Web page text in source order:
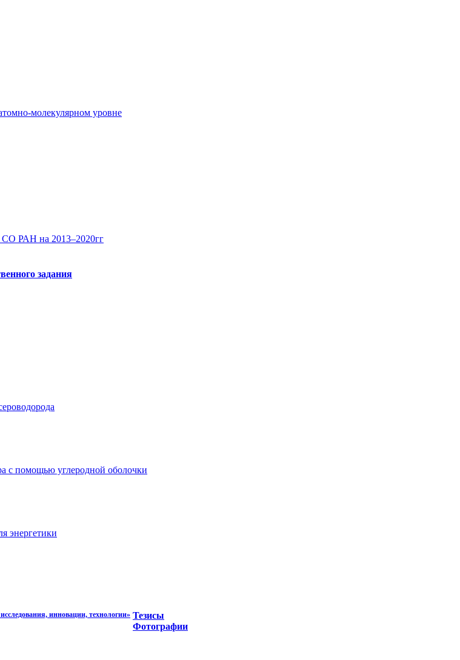
молекулярном уровне
СО РАН на 2013–2020гг
задания
с помощью углеродной оболочки
энергетики
инновации, технологии» Тезисы
Фотографии